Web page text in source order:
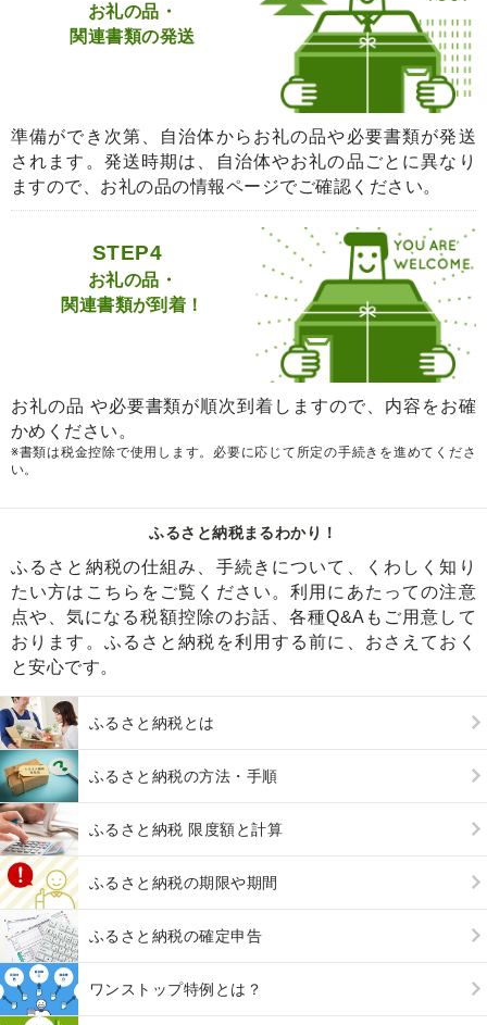
お礼の品・
関連書類の発送
準備ができ次第、自治体からお礼の品や必要書類が発送
されます。発送時期は、自治体やお礼の品ごとに異なり
ますので、お礼の品の情報ページでご確認ください。
STEP4
お礼の品・
関連書類が到着！
お礼の品 や必要書類が順次到着しますので、内容をお確
かめください。
※書類は税金控除で使用します。必要に応じて所定の手続きを進めてくださ
い。
ふるさと納税まるわかり！
ふるさと納税の仕組み、手続きについて、くわしく知り
たい方はこちらをご覧ください。利用にあたっての注意
点や、気になる税額控除のお話、各種Q&Aもご用意して
おります。ふるさと納税を利用する前に、おさえておく
と安心です。
ふるさと納税とは
ふるさと納税の方法・手順
ふるさと納税 限度額と計算
ふるさと納税の期限や期間
ふるさと納税の確定申告
ワンストップ特例とは？